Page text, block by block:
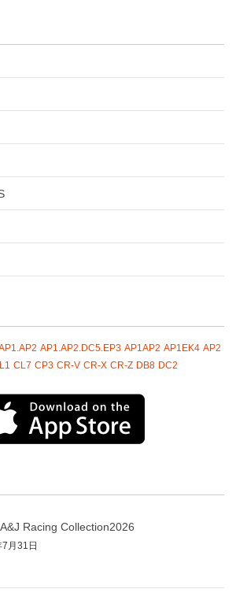
AP1.AP2.DC5.EP3 AP1AP2 AP1EK4 AP2
CL7 CP3 CR-V CR-X CR-Z DB8 DC2
Racing Collection2026
月31日